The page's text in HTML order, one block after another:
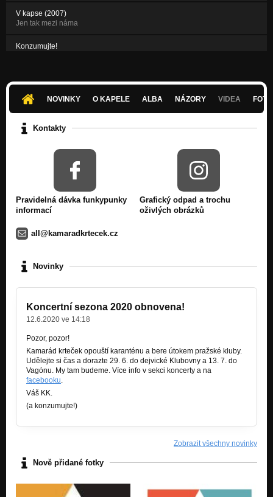
V kapse (2007)
Jen tak mezi náma
Konzumujte!
NOVINKY O KAPELE ALBA NÁZORY VIDEA
Kontakty
Pravidelná dávka funkypunky
informací
Grafický odpad a trochu
oživlých obrázků
all@kamaradkrtecek.cz
Novinky
Koncertní sezona 2020 obnovena!
12.6.2020 ve 14:18
Pozor, pozor!
Kamarád krteček opouští karanténu a bere útokem pražské kluby.
Udělejte si čas a dorazte 29. 6. do dejvické Klubovny a 13. 7. do
Vagónu. My tam budeme. Více info v sekci koncerty a na
facebooku
Váš KK.
(a konzumujte!)
Zobrazit všechny novinky
Nově přidané fotky